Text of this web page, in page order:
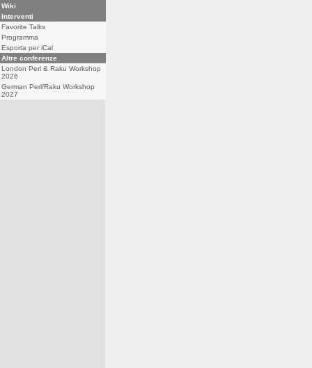
Wiki
Interventi
Favorite Talks
Programma
Esporta per iCal
Altre conferenze
London Perl & Raku Workshop
2026
German Perl/Raku Workshop
2027